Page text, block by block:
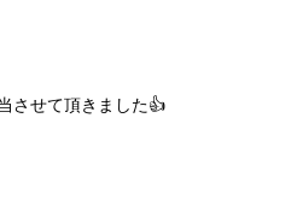
させて頂きました👍